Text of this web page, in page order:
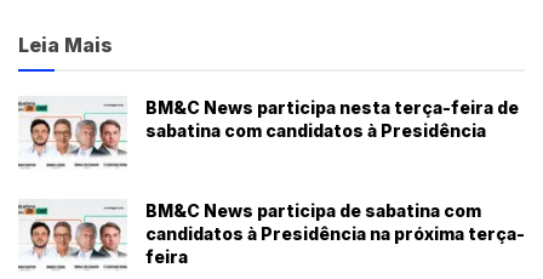
Leia Mais
BM&C News participa nesta terça-feira de
sabatina com candidatos à Presidência
BM&C News participa de sabatina com
candidatos à Presidência na próxima terça-
feira